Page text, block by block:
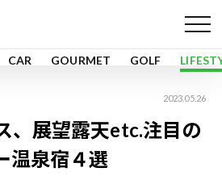
CAR GOURMET GOLF
2023.05.26
、展望露天etc.注目の
温泉宿４選